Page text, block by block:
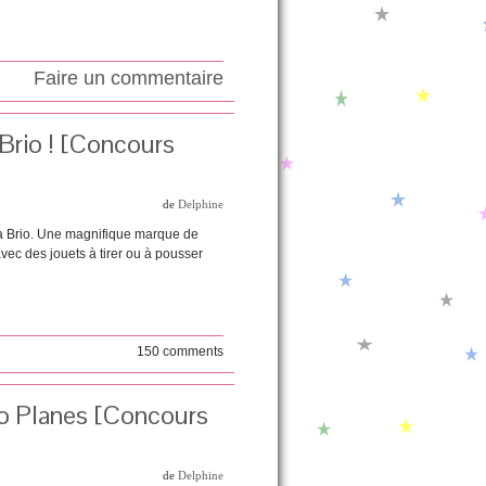
Faire un commentaire
! [Concours
de Delphine
Brio. Une magnifique marque de
des jouets à tirer ou à pousser
150 comments
Planes [Concours
de Delphine